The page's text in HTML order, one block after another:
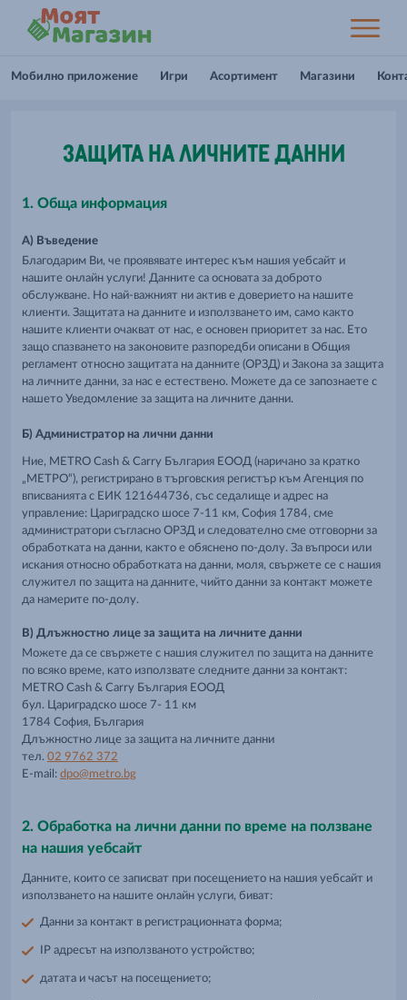
Мобилно приложение Игри Асортимент Магазини
ЗАЩИТА НА ЛИЧНИТЕ ДАННИ
1. Обща информация
А) Въведение
Благодарим Ви, че проявявате интерес към нашия уебсайт и
нашите онлайн услуги! Данните са основата за доброто
обслужване. Но най-важният ни актив е доверието на нашите
клиенти. Защитата на данните и използването им, само както
нашите клиенти очакват от нас, е основен приоритет за нас. Ето
защо спазването на законовите разпоредби описани в Общия
регламент относно защитата на данните (ОРЗД) и Закона за защита
на личните данни, за нас е естествено. Можете да се запознаете с
нашето Уведомление за защита на личните данни.
Б) Администратор на лични данни
Ние, METRO Cash & Carry България ЕООД (наричано за кратко
„МЕТРО“), регистрирано в търговския регистър към Агенция по
вписванията с ЕИК 121644736, със седалище и адрес на
управление: Цариградско шосе 7-11 км, София 1784, сме
администратори съгласно ОРЗД и следователно сме отговорни за
обработката на данни, както е обяснено по-долу. За въпроси или
искания относно обработката на данни, моля, свържете се с нашия
служител по защита на данните, чийто данни за контакт можете
да намерите по-долу.
В) Длъжностно лице за защита на личните данни
Можете да се свържете с нашия служител по защита на данните
по всяко време, като използвате следните данни за контакт:
METRO Cash & Carry България ЕООД
бул. Цариградско шосе 7- 11 км
1784 София, България
Длъжностно лице за защита на личните данни
тел. 02 9762 372
E-mail: dpo@metro.bg
2. Обработка на лични данни по време на ползване
на нашия уебсайт
Данните, които се записват при посещението на нашия уебсайт и
използването на нашите онлайн услуги, биват:
Данни за контакт в регистрационната форма;
IP адресът на използваното устройство;
датата и часът на посещението;